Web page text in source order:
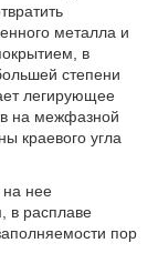
металла и
в
степени
легирующее
на межфазной
краевого угла
на нее
в расплаве
пор